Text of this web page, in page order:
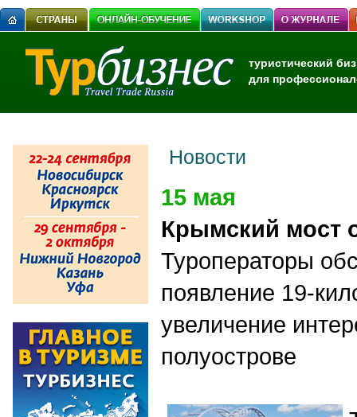
туристический
для
Новости
15 мая
Крымский мост
Туроператоры
появление 19-
увеличение
полуострове